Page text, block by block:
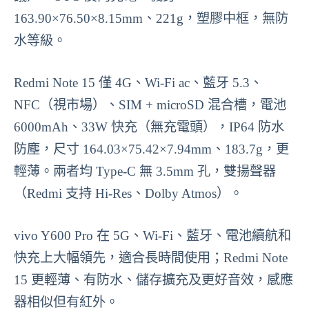
163.90×76.50×8.15mm、221g，塑膠中框，無防
水等級。
Redmi Note 15 僅 4G、Wi-Fi ac、藍牙 5.3、
NFC（視市場）、SIM + microSD 混合槽，電池
6000mAh、33W 快充（無充電頭），IP64 防水
防塵，尺寸 164.03×75.42×7.94mm、183.7g，更
輕薄。兩者均 Type-C 無 3.5mm 孔，雙揚聲器
（Redmi 支持 Hi-Res、Dolby Atmos）。
vivo Y600 Pro 在 5G、Wi-Fi、藍牙、電池續航和
快充上大幅領先，適合長時間使用；Redmi Note
15 更輕薄、有防水、儲存擴充及更好音效，感應
器相似但有紅外。